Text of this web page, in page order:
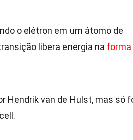
o elétron em um átomo de
libera energia na forma
Hendrik van de Hulst, mas só